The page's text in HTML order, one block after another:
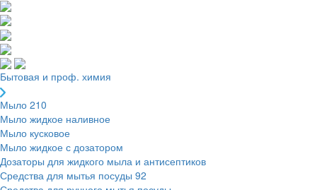
Бытовая и проф. химия
Мыло 210
Мыло жидкое наливное
Мыло кусковое
Мыло жидкое с дозатором
Дозаторы для жидкого мыла и антисептиков
Средства для мытья посуды 92